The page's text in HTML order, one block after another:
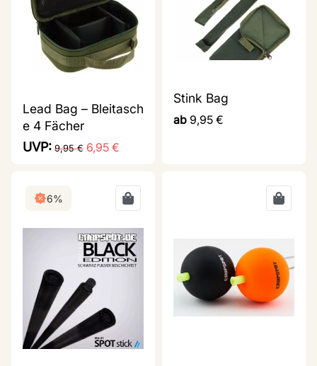
Lead Bag – Bleitasch
e 4 Fächer
UVP: 9,95€ 6,95 €
Stink Bag
ab 9,95 €
6%